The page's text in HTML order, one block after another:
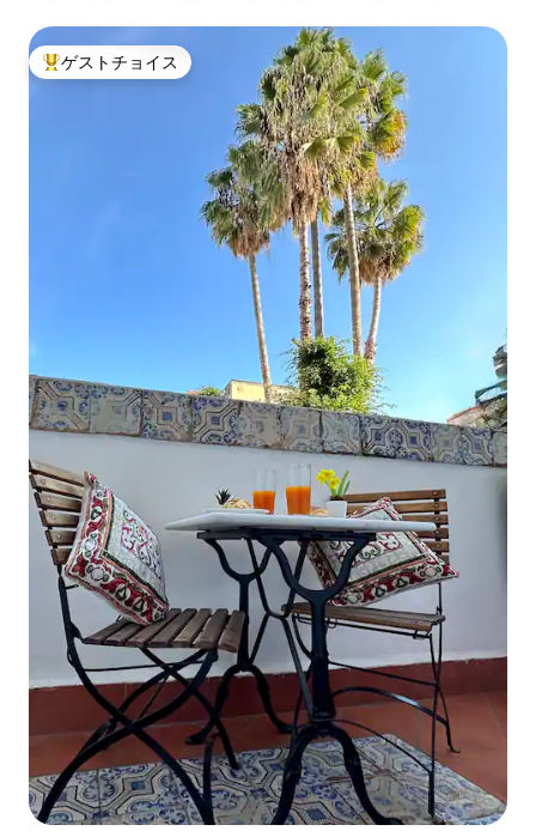
大好評のゲストチョイスです。
ゲストチョイス